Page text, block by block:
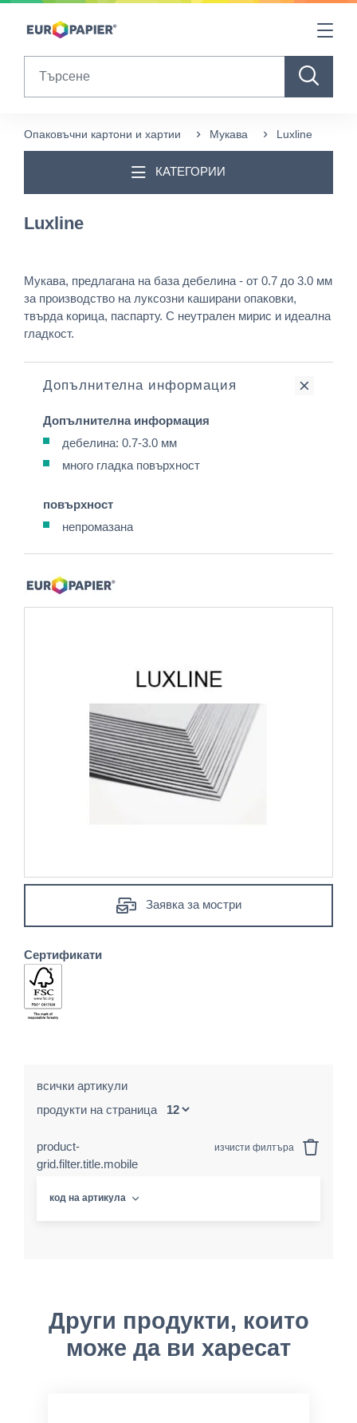
Table Of Content
Други продукти, които може да ви харесат
Опаковъчни картони и хартии Мукава Luxline
КАТЕГОРИИ
Luxline
Мукава, предлагана на база дебелина - от 0.7 до 3.0 мм
за производство на луксозни каширани опаковки,
твърда корица, паспарту. С неутрален мирис и идеална
гладкост.
Допълнителна информация
Допълнителна информация
дебелина: 0.7-3.0 мм
много гладка повърхност
повърхност
непромазана
Заявка за мостри
Сертификати
всички артикули
продукти на страница
product-
grid.filter.title.mobile
изчисти филтъра
код на артикула
Други продукти, които
може да ви харесат